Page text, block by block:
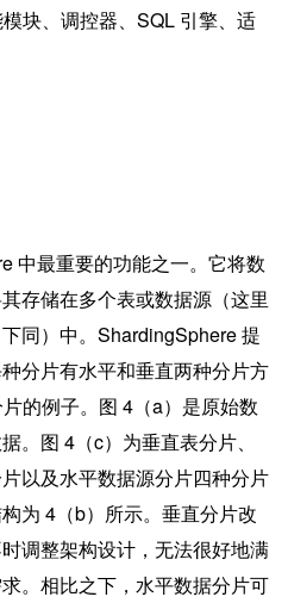
块、调控器、SQL 引擎、适
中最重要的功能之一。它将数
存储在多个表或数据源（这里
同）中。ShardingSphere 提
分片有水平和垂直两种分片方
的例子。图 4（a）是原始数
。图 4（c）为垂直表分片、
以及水平数据源分片四种分片
为 4（b）所示。垂直分片改
调整架构设计，无法很好地满
。相比之下，水平数据分片可